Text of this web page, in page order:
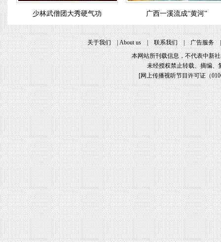
少林武僧团大秀硬气功 广西一溪流成“黄河”
关于我们|About us|联系我们|广告服务
本网站所刊载信息，不代表中新
未经授权禁止转载、摘编、
[网上传播视听节目许可证（